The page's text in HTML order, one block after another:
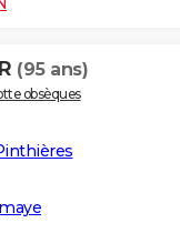
(95 ans)
obsèques